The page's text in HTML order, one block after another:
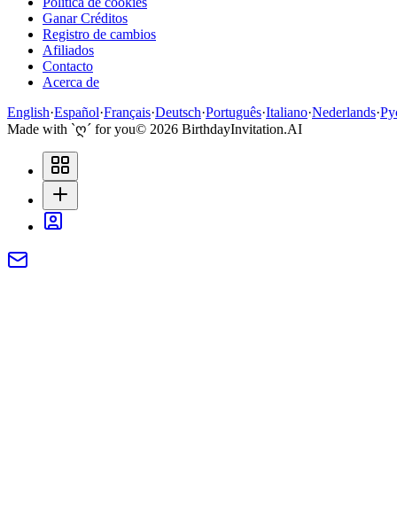
Ganar Créditos
Registro de cambios
Afiliados
Contacto
Acerca de
English·Español·Français·Deutsch·Português·Italiano·Nederlands·
Made with `ღ´ for you© 2026 BirthdayInvitation.AI